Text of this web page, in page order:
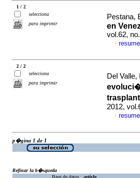
1 / 2
selecciona
para imprimir
Pestana,
en
vol.62,
·
2 / 2
selecciona
para imprimir
Del
2012,
·
p�gina 1 de 1
Refinar la b�squeda